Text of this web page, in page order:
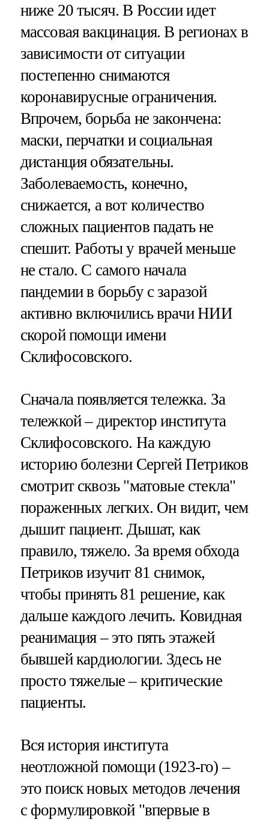
ниже 20 тысяч. В России идет
массовая вакцинация. В регионах в
зависимости от ситуации
постепенно снимаются
коронавирусные ограничения.
Впрочем, борьба не закончена:
маски, перчатки и социальная
дистанция обязательны.
Заболеваемость, конечно,
снижается, а вот количество
сложных пациентов падать не
спешит. Работы у врачей меньше
не стало. С самого начала
пандемии в борьбу с заразой
активно включились врачи НИИ
скорой помощи имени
Склифосовского.
Сначала появляется тележка. За
тележкой – директор института
Склифосовского. На каждую
историю болезни Сергей Петриков
смотрит сквозь "матовые стекла"
пораженных легких. Он видит, чем
дышит пациент. Дышат, как
правило, тяжело. За время обхода
Петриков изучит 81 снимок,
чтобы принять 81 решение, как
дальше каждого лечить. Ковидная
реанимация – это пять этажей
бывшей кардиологии. Здесь не
просто тяжелые – критические
пациенты.
Вся история института
неотложной помощи (1923-го) –
это поиск новых методов лечения
с формулировкой "впервые в